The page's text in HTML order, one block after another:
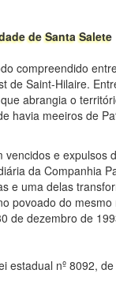
de Santa Salete
compreendido
de Saint-Hilaire.
abrangia o
havia meeiros de
e expulsos
da Companhia
e uma delas
povoado do
de dezembro de
estadual nº 8092,